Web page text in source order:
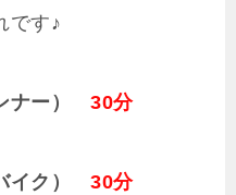
です♪
ンナー）30分
バイク）30分